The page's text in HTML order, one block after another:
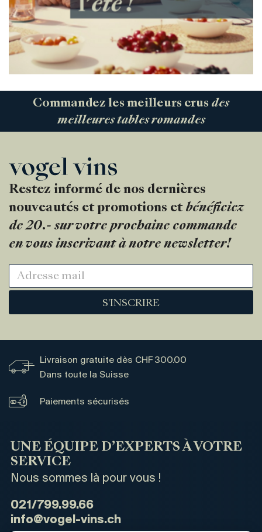
Commandez les meilleurs crus des
meilleures tables romandes
Restez informé de nos dernières
nouveautés et promotions et bénéficiez
de 20.- sur votre prochaine commande
en vous inscrivant à notre newsletter!
S'INSCRIRE
Livraison gratuite dès CHF 300.00
Dans toute la Suisse
Paiements sécurisés
UNE ÉQUIPE D’EXPERTS À VOTRE
SERVICE
Nous sommes là pour vous !
021/799.99.66
info@vogel-vins.ch